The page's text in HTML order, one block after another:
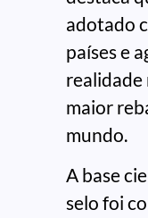
adotado
países e
realidade
maior
mundo.
A base
selo foi